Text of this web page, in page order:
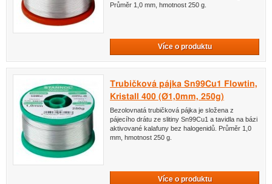
Průměr 1,0 mm, hmotnost 250 g.
Více o produktu
Trubičková pájka Sn99Cu1 Flowtin,
Kristall 400 (Ø1,0mm, 250g)
Bezolovnatá trubičková pájka je složena z
pájecího drátu ze slitiny Sn99Cu1 a tavidla na bázi
aktivované kalafuny bez halogenidů. Průměr 1,0
mm, hmotnost 250 g.
Více o produktu